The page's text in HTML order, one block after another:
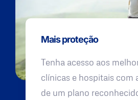
Mais proteção
Tenha acesso aos
clínicas e hospitais com
de um plano